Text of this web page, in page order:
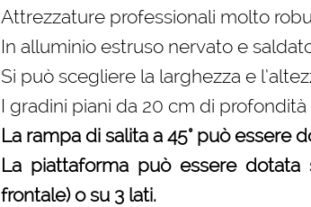
Attrezzature professionali molto
In alluminio estruso nervato e
Si può scegliere la larghezza e
I gradini piani da 20 cm di
La rampa di salita a 45° può essere
La piattaforma può essere
frontale) o su 3 lati.